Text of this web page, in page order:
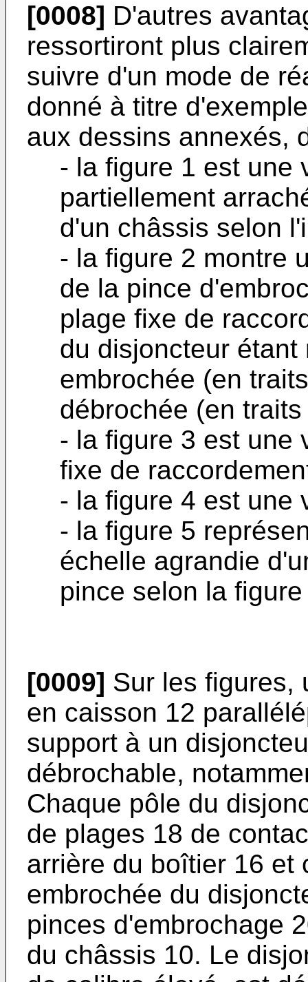
[0008] D'autres
ressortiront plus
suivre d'un mode de
donné à titre
aux dessins annexés,
- la figure 1 est une
partiellement
d'un châssis selon
- la figure 2 montre
de la pince
plage fixe de
du disjoncteur
embrochée (en
débrochée (en
- la figure 3 est une
fixe de
- la figure 4 est une
- la figure 5
échelle agrandie
pince selon la
[0009] Sur les figures,
en caisson 12
support à un
débrochable,
Chaque pôle du
de plages 18 de
arrière du boîtier 16 et
embrochée du
pinces d'embrochage
du châssis 10. Le